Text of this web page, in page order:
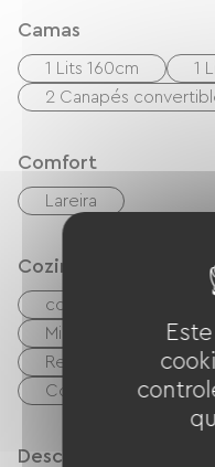
circuit des ajoncs, le
Camas
1 Lits 160cm
1
2 Canapés
Comfort
Lareira
Cozinha
cozinha independente
Micro-ondas
Refrigerador
Congélateur
Descrição